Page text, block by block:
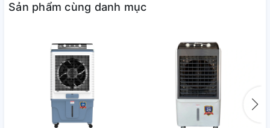
Bên dưới đáy bình chứa nước có van xả nước cho bạn xả
quan sát và châm nước.
Sản phẩm cùng danh mục